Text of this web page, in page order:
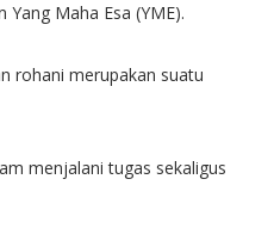
Maha Esa (YME).
rohani merupakan suatu
menjalani tugas sekaligus